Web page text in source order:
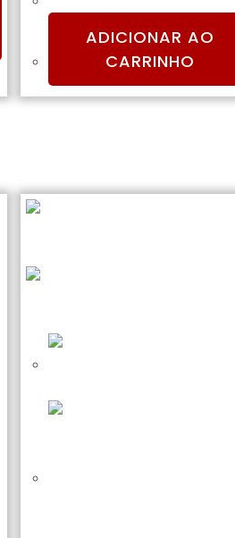
ADICIONAR AO
CARRINHO